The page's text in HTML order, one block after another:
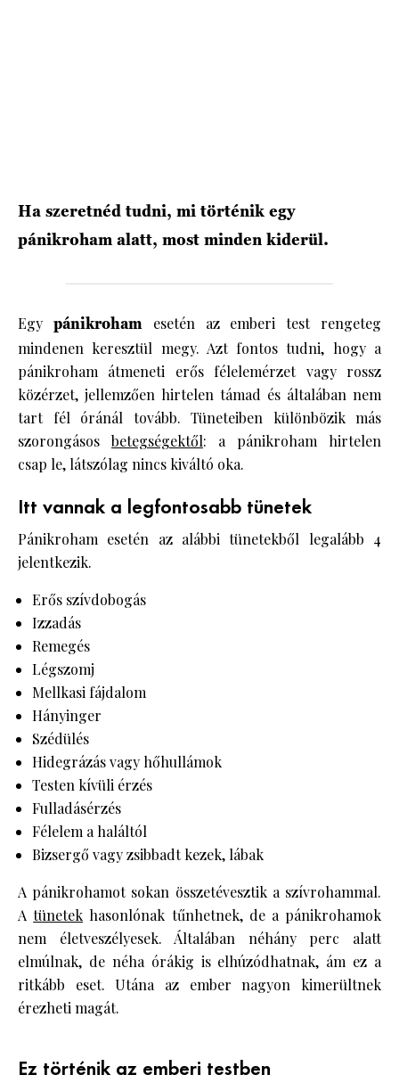
Ha szeretnéd tudni, mi történik egy
pánikroham alatt, most minden kiderül.
Egy pánikrohamesetén az emberi test rengeteg
mindenen keresztül megy. Azt fontos tudni, hogy a
pánikroham átmeneti erős félelemérzet vagy rossz
közérzet, jellemzően hirtelen támad és általában nem
tart fél óránál tovább. Tüneteiben különbözik más
szorongásos betegségektől: a pánikroham hirtelen
csap le, látszólag nincs kiváltó oka.
Itt vannak a legfontosabb tünetek
Pánikroham esetén az alábbi tünetekből legalább 4
jelentkezik.
Erős szívdobogás
Izzadás
Remegés
Légszomj
Mellkasi fájdalom
Hányinger
Szédülés
Hidegrázás vagy hőhullámok
Testen kívüli érzés
Fulladásérzés
Félelem a haláltól
Bizsergő vagy zsibbadt kezek, lábak
A pánikrohamot sokan összetévesztik a szívrohammal.
Atünetek hasonlónak tűnhetnek, de a pánikrohamok
nem életveszélyesek. Általában néhány perc alatt
elmúlnak, de néha órákig is elhúzódhatnak, ám ez a
ritkább eset. Utána az ember nagyon kimerültnek
érezheti magát.
Ez történik az emberi testben